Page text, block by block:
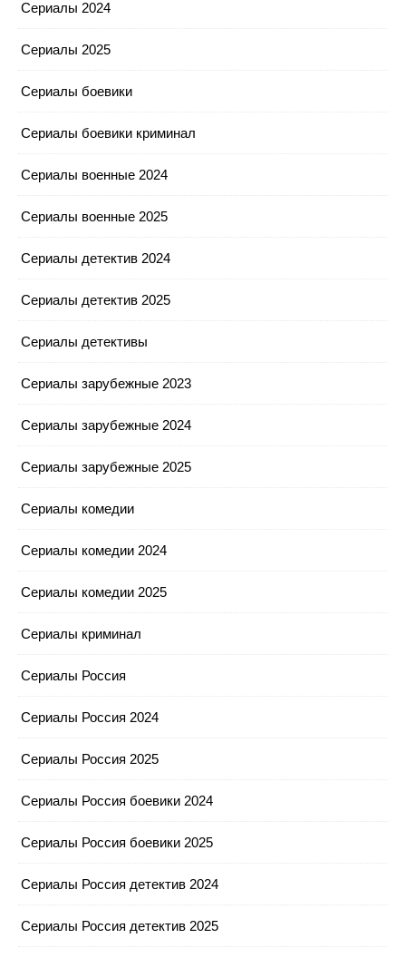
Сериалы 2024
Сериалы 2025
Сериалы боевики
Сериалы боевики криминал
Сериалы военные 2024
Сериалы военные 2025
Сериалы детектив 2024
Сериалы детектив 2025
Сериалы детективы
Сериалы зарубежные 2023
Сериалы зарубежные 2024
Сериалы зарубежные 2025
Сериалы комедии
Сериалы комедии 2024
Сериалы комедии 2025
Сериалы криминал
Сериалы Россия
Сериалы Россия 2024
Сериалы Россия 2025
Сериалы Россия боевики 2024
Сериалы Россия боевики 2025
Сериалы Россия детектив 2024
Сериалы Россия детектив 2025